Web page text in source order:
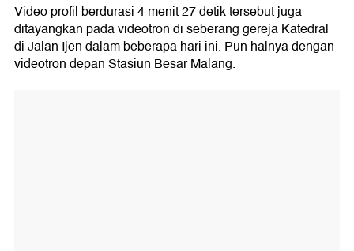
Video profil berdurasi 4 menit 27 detik tersebut juga
ditayangkan pada videotron di seberang gereja Katedral
di Jalan Ijen dalam beberapa hari ini. Pun halnya dengan
videotron depan Stasiun Besar Malang.